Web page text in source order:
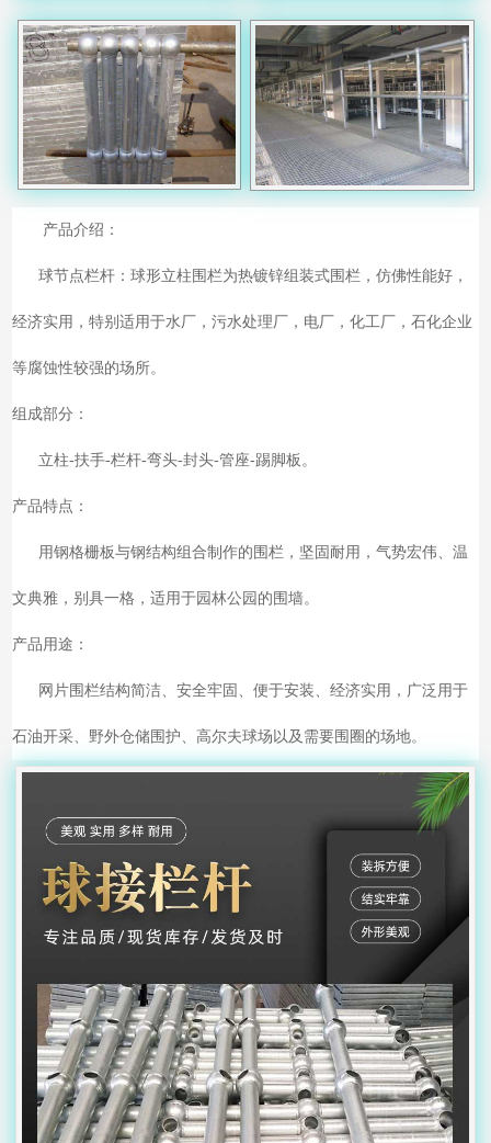
产品介绍：
球节点栏杆：球形立柱围栏为热镀锌组装式围栏，仿佛性能好，
经济实用，特别适用于水厂，污水处理厂，电厂，化工厂，石化企业
等腐蚀性较强的场所。
组成部分：
立柱-扶手-栏杆-弯头-封头-管座-踢脚板。
产品特点：
用钢格栅板与钢结构组合制作的围栏，坚固耐用，气势宏伟、温
文典雅，别具一格，适用于园林公园的围墙。
产品用途：
网片围栏结构简洁、安全牢固、便于安装、经济实用，广泛用于
石油开采、野外仓储围护、高尔夫球场以及需要围圈的场地。